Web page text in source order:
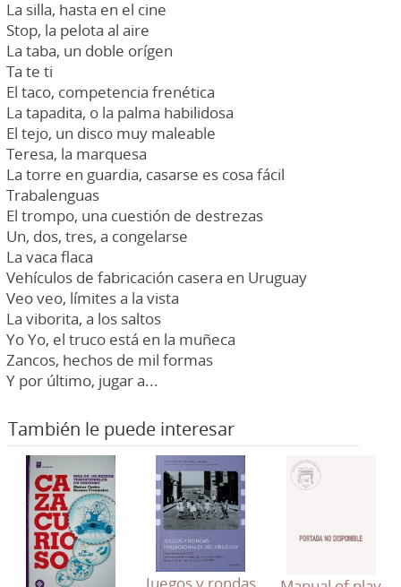
La silla, hasta en el cine
Stop, la pelota al aire
La taba, un doble orígen
Ta te ti
El taco, competencia frenética
La tapadita, o la palma habilidosa
El tejo, un disco muy maleable
Teresa, la marquesa
La torre en guardia, casarse es cosa fácil
Trabalenguas
El trompo, una cuestión de destrezas
Un, dos, tres, a congelarse
La vaca flaca
Vehículos de fabricación casera en Uruguay
Veo veo, límites a la vista
La viborita, a los saltos
Yo Yo, el truco está en la muñeca
Zancos, hechos de mil formas
Y por último, jugar a...
También le puede interesar